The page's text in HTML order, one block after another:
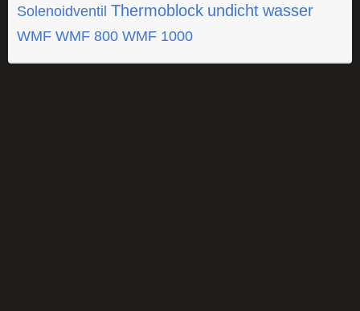
Solenoidventil Thermoblock undicht wasser
WMF WMF 800 WMF 1000